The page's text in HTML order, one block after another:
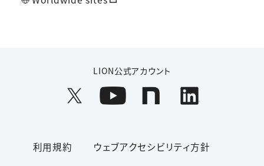
LION公式アカウント
利用規約
ウェブアクセシビリティ方針